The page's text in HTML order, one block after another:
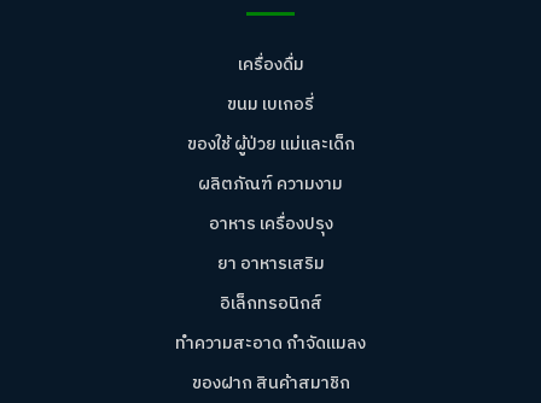
เครื่องดื่ม
ขนม เบเกอรี่
ของใช้ ผู้ป่วย แม่และเด็ก
ผลิตภัณฑ์ ความงาม
อาหาร เครื่องปรุง
ยา อาหารเสริม
อิเล็กทรอนิกส์
ทำความสะอาด กำจัดแมลง
ของฝาก สินค้าสมาชิก